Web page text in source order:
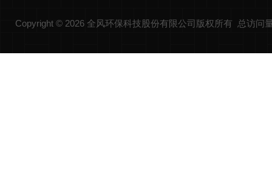
Copyright © 2026 全风环保科技股份有限公司版权所有 总访问